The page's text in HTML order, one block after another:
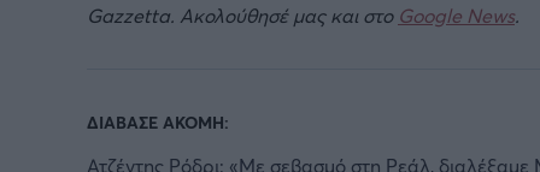
Gazzetta. Ακολούθησέ μας και στο Google News.
ΔΙΑΒΑΣΕ ΑΚΟΜΗ:
Ατζέντης Ρόδρι: «Με σεβασμό στη Ρεάλ,